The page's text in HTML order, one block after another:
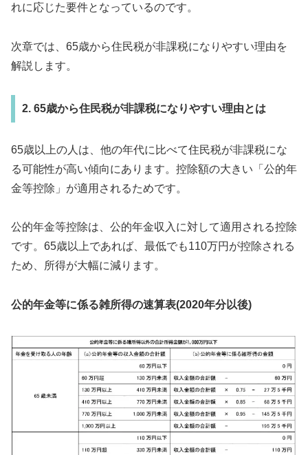
れに応じた要件となっているのです。
次章では、65歳から住民税が非課税になりやすい理由を
解説します。
2. 65歳から住民税が非課税になりやすい理由とは
65歳以上の人は、他の年代に比べて住民税が非課税にな
る可能性が高い傾向にあります。控除額の大きい「公的年
金等控除」が適用されるためです。
公的年金等控除は、公的年金収入に対して適用される控除
です。65歳以上であれば、最低でも110万円が控除される
ため、所得が大幅に減ります。
公的年金等に係る雑所得の速算表(2020年分以後)